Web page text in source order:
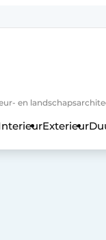
en
Exterieur